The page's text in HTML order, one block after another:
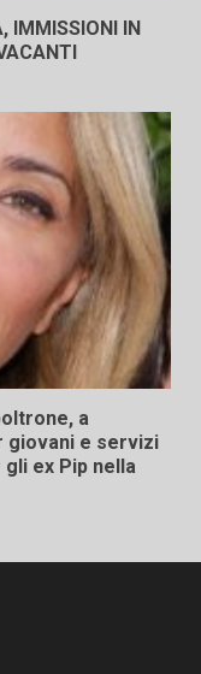
IMMISSIONI IN
a
giovani e servizi
ex Pip nella